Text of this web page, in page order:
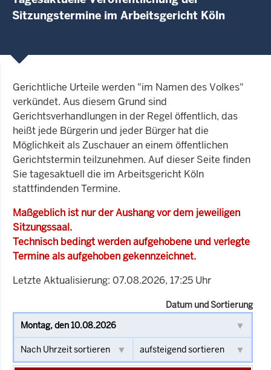
Sitzungstermine im Arbeitsgericht Köln
Gerichtliche Urteile werden "im Namen des Volkes"
verkündet. Aus diesem Grund sind
Gerichtsverhandlungen in der Regel öffentlich, das
heißt jede Bürgerin und jeder Bürger hat die
Möglichkeit als Zuschauer an einem öffentlichen
Gerichtstermin teilzunehmen. Auf dieser Seite finden
Sie tagesaktuell die im Arbeitsgericht Köln
stattfindenden Termine.
Maßgeblich ist nur der Aushang vor dem jeweiligen
Sitzungssaal.
Technisch bedingt werden aufgehobene und verlegte
Termine als aufgehoben gekennzeichnet.
Letzte Aktualisierung: 07.08.2026, 17:25 Uhr
Datum und Sortierung